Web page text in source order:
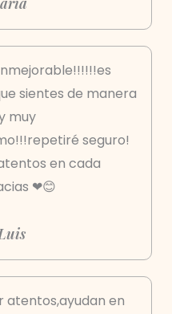
sientes de manera
muy
seguro!
en cada
❤😊
atentos,ayudan en